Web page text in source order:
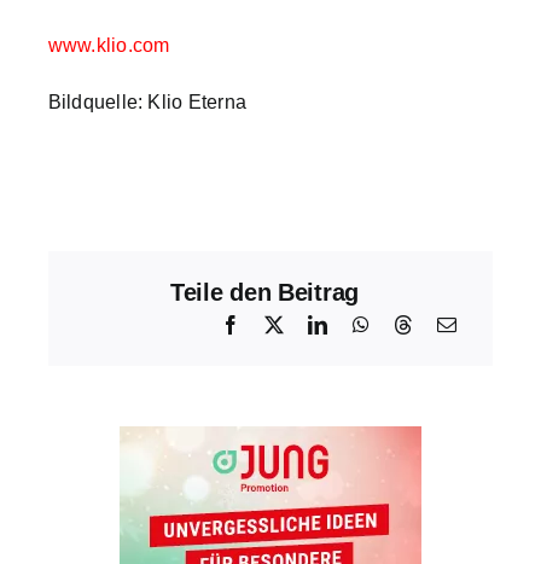
www.klio.com
Bildquelle: Klio Eterna
Teile den Beitrag